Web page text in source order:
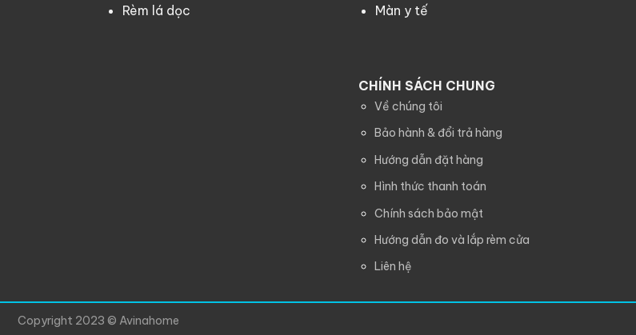
Rèm lá dọc
Màn y tế
CHÍNH SÁCH CHUNG
Về chúng tôi
Bảo hành & đổi trả hàng
Hướng dẫn đặt hàng
Hình thức thanh toán
Chính sách bảo mật
Hướng dẫn đo và lắp rèm cửa
Liên hệ
Copyright 2023 © Avinahome